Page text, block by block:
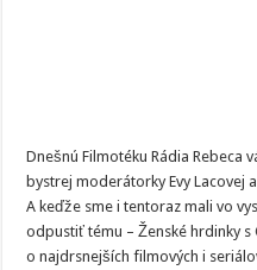
Dnešnú Filmotéku Rádia Rebeca
bystrej moderátorky Evy Lacovej
A keďže sme i tentoraz mali vo
odpustiť tému – Ženské hrdinky s
o najdrsnejších filmových i